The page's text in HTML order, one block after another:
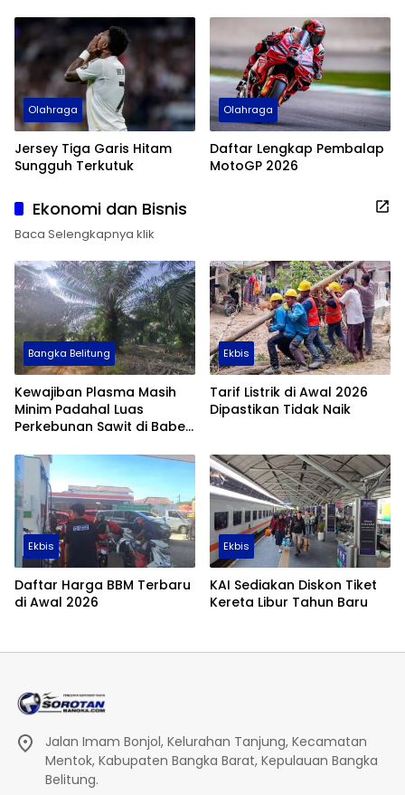
Olahraga
Jersey Tiga Garis Hitam
Sungguh Terkutuk
Olahraga
Daftar Lengkap Pembalap
MotoGP 2026
Ekonomi dan Bisnis
Baca Selengkapnya klik
Bangka Belitung
Kewajiban Plasma Masih
Minim Padahal Luas
Perkebunan Sawit di Babel
Ekbis
Tarif Listrik di Awal 2026
Dipastikan Tidak Naik
Ekbis
Daftar Harga BBM Terbaru
di Awal 2026
Ekbis
KAI Sediakan Diskon Tiket
Kereta Libur Tahun Baru
Jalan Imam Bonjol, Kelurahan Tanjung, Kecamatan
Mentok, Kabupaten Bangka Barat, Kepulauan Bangka
Belitung.